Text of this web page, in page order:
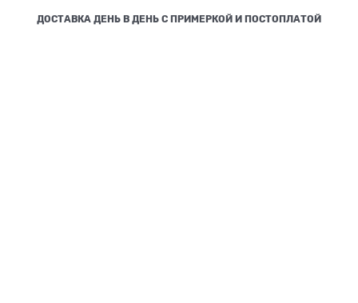
ДОСТАВКА ДЕНЬ В ДЕНЬ С ПРИМЕРКОЙ И ПОСТОПЛАТОЙ